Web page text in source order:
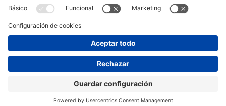
#EXPOQUIMIA2026
en las redes sociales
© 2026 Fira de Barcelona